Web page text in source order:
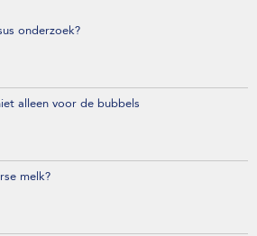
onderzoek?
alleen voor de bubbels
melk?